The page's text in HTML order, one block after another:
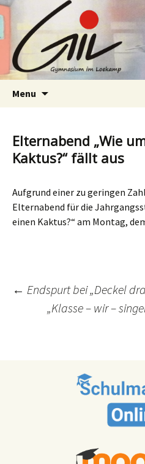
Menu
Elternabend „Wie
Kaktus?“ fällt aus
Aufgrund einer zu geringen
Elternabend für die
einen Kaktus?“ am Montag,
Post
← Endspurt bei „Deckel
„Klasse – wir –